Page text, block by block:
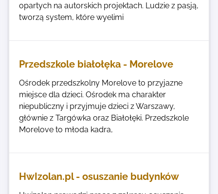
opartych na autorskich projektach. Ludzie z pasją,
tworzą system, które wyelimi
Przedszkole białołęka - Morelove
Ośrodek przedszkolny Morelove to przyjazne
miejsce dla dzieci. Ośrodek ma charakter
niepubliczny i przyjmuje dzieci z Warszawy,
głównie z Targówka oraz Białołęki. Przedszkole
Morelove to młoda kadra,
HwIzolan.pl - osuszanie budynków